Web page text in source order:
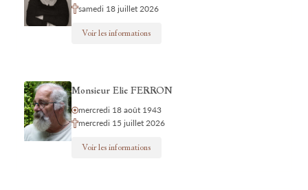
samedi 18 juillet 2026
Voir les informations
Monsieur Elie FERRON
mercredi 18 août 1943
mercredi 15 juillet 2026
Voir les informations